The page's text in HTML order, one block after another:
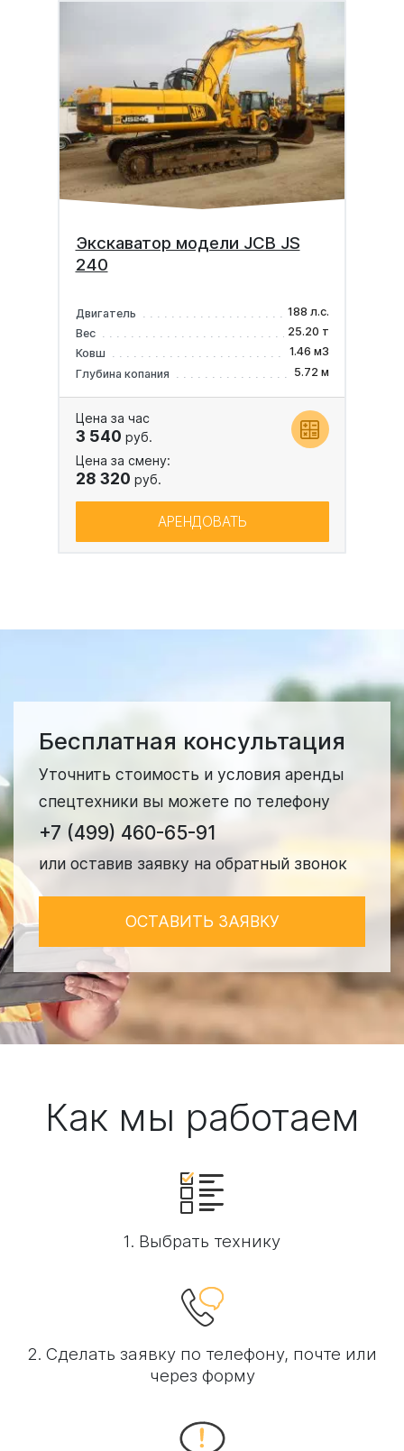
Экскаватор модели JCB JS
240
Двигатель
188 л.с.
Вес
25.20 т
Ковш
1.46 м3
Глубина копания
5.72 м
Цена за час
3 540 руб.
Цена за смену:
28 320 руб.
АРЕНДОВАТЬ
Бесплатная консультация
Уточнить стоимость и условия аренды
спецтехники вы можете по телефону
+7 (499) 460-65-91
или оставив заявку на обратный звонок
ОСТАВИТЬ ЗАЯВКУ
Как мы работаем
1. Выбрать технику
2. Сделать заявку по телефону, почте или
через форму